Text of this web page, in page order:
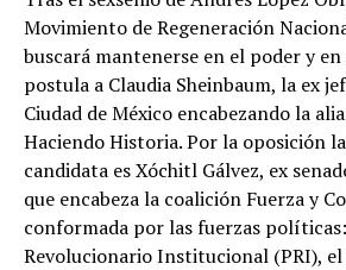
Movimiento de Regeneración
buscará mantenerse en el poder y
postula a Claudia Sheinbaum, la ex
Ciudad de México encabezando la
Haciendo Historia. Por la oposición
candidata es Xóchitl Gálvez, ex
que encabeza la coalición Fuerza y
conformada por las fuerzas
Revolucionario Institucional (PRI),